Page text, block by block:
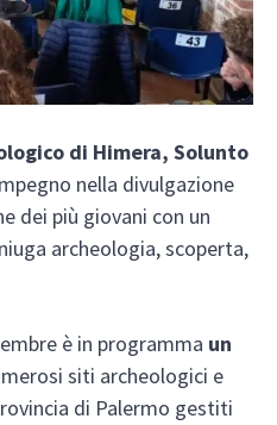
di Himera, Solunto
nella divulgazione
dei più giovani con un
archeologia, scoperta,
è in programma un
siti archeologici e
di Palermo gestiti